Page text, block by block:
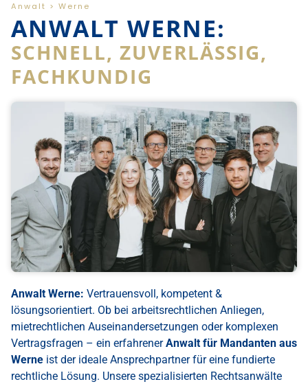
Anwalt > Werne
ANWALT WERNE:
SCHNELL, ZUVERLÄSSIG,
FACHKUNDIG
Anwalt Werne: Vertrauensvoll, kompetent &
lösungsorientiert. Ob bei arbeitsrechtlichen Anliegen,
mietrechtlichen Auseinandersetzungen oder komplexen
Vertragsfragen – ein erfahrenerAnwalt für Mandanten aus
Werne ist der ideale Ansprechpartner für eine fundierte
rechtliche Lösung. Unsere spezialisierten Rechtsanwälte